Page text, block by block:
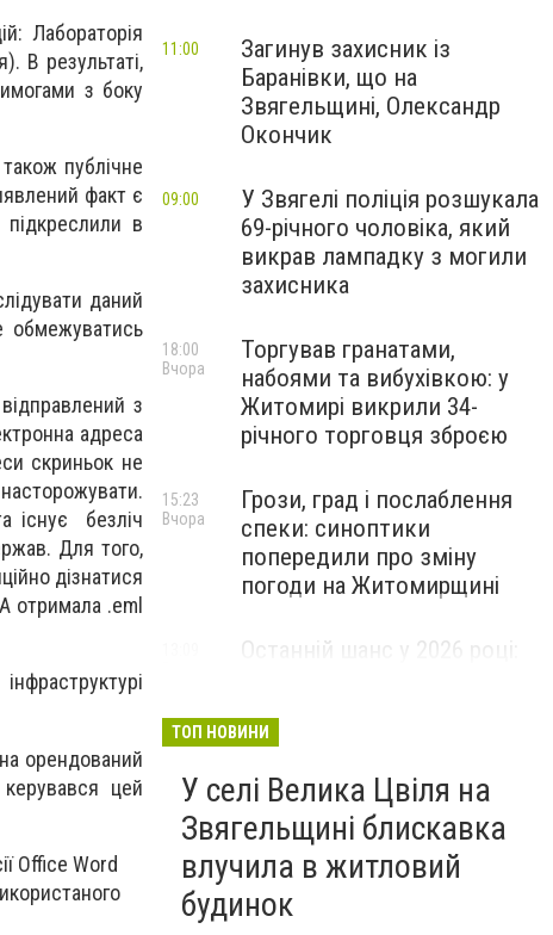
Лабораторія
В результаті,
з боку
публічне
факт є
в
даний
обмежуватись
з
адреса
скриньок не
існує безліч
Для того,
дізнатися
отримала .eml
орендований
цей
Office Word
Загинув захисник із
Баранівки, що на
Звягельщині, Олександр
Окончик
11:00
У Звягелі поліція розшукала
69-річного чоловіка, який
викрав лампадку з могили
захисника
09:00
Торгував гранатами,
набоями та вибухівкою: у
Житомирі викрили 34-
річного торговця зброєю
18:00
Вчора
Грози, град і послаблення
спеки: синоптики
попередили про зміну
погоди на Житомирщині
15:23
Вчора
Останній шанс у 2026 році:
майбутніх водійок автобусів
ТОП НОВИНИ
У селі Велика Цвіля на
Звягельщині блискавка
влучила в житловий
будинок